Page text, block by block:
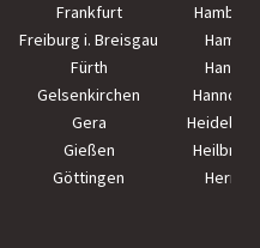
Frankfurt
Hamburg
Freiburg i. Breisgau
Hamm
Fürth
Hanau
Gelsenkirchen
Hannover
Gera
Gießen
Heilbronn
Göttingen Herne